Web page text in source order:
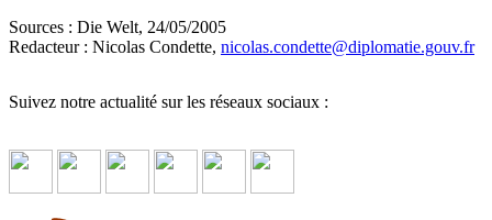
Sources : Die Welt, 24/05/2005
Redacteur : Nicolas Condette, nicolas.condette@diplomatie.gouv.fr
Suivez notre actualité sur les réseaux sociaux :